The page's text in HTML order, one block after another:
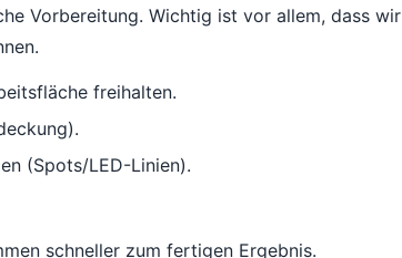
Vorbereitung. Wichtig ist vor allem, dass wir
freihalten.
(Spots/LED-Linien).
schneller zum fertigen Ergebnis.